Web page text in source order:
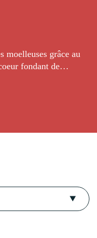
moelleuses grâce au
fondant de